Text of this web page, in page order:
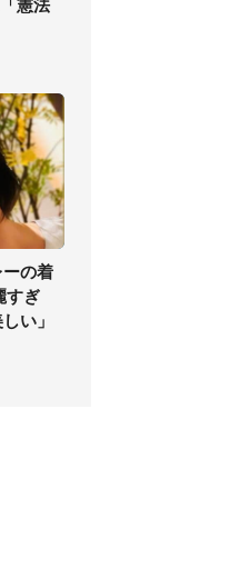
憲法
の着
すぎ
い」